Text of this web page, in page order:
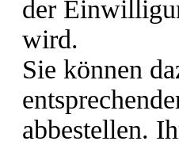
der
wird.
Sie können
abbestellen.